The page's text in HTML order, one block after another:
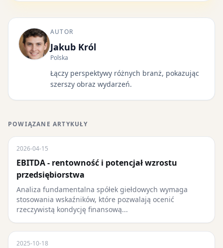
AUTOR
Jakub Król
Polska
Łączy perspektywy różnych branż, pokazując
szerszy obraz wydarzeń.
POWIĄZANE ARTYKUŁY
2026-04-15
EBITDA - rentowność i potencjał wzrostu
przedsiębiorstwa
Analiza fundamentalna spółek giełdowych wymaga
stosowania wskaźników, które pozwalają ocenić
rzeczywistą kondycję finansową...
2025-10-18